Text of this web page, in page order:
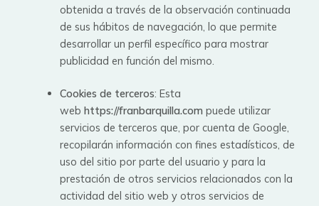
obtenida a través de la observación continuada
de sus hábitos de navegación, lo que permite
desarrollar un perfil específico para mostrar
publicidad en función del mismo.
Cookies de terceros: Esta
web https://franbarquilla.com puede utilizar
servicios de terceros que, por cuenta de Google,
recopilarán información con fines estadísticos, de
uso del sitio por parte del usuario y para la
prestación de otros servicios relacionados con la
actividad del sitio web y otros servicios de